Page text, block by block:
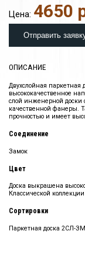
ОПИСАНИЕ
Двухслойная паркетная
высококачественное
слой инженерной доски
качественной фанеры.
прочностью и имеет
Соединение
Замок
Цвет
Доска выкрашена
Классической
Сортировки
Паркетная доска 2СЛ-
Цена: 4650